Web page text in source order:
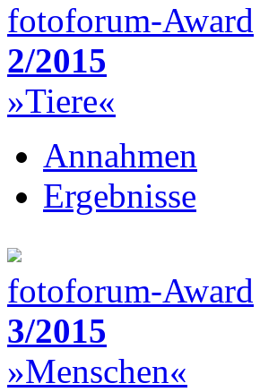
fotoforum-Award
2/2015
»Tiere«
Annahmen
Ergebnisse
fotoforum-Award
3/2015
»Menschen«